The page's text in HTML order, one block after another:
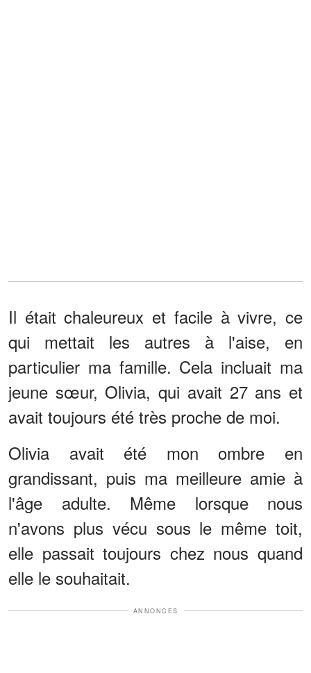
Il était chaleureux et facile à vivre, ce
qui mettait les autres à l'aise, en
particulier ma famille. Cela incluait ma
jeune sœur, Olivia, qui avait 27 ans et
avait toujours été très proche de moi.
Olivia avait été mon ombre en
grandissant, puis ma meilleure amie à
l'âge adulte. Même lorsque nous
n'avons plus vécu sous le même toit,
elle passait toujours chez nous quand
elle le souhaitait.
ANNONCES